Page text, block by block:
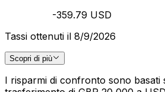
-359.79 USD
Tassi ottenuti il 8/9/2026
Scopri di più
I risparmi di confronto sono basati